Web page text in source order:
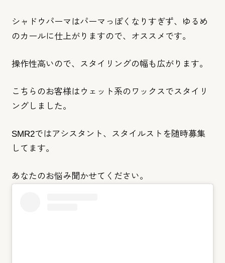
シャドウパーマはパーマっぽくなりすぎず、ゆるめ
のカールに仕上がりますので、オススメです。
操作性高いので、スタイリングの幅も広がります。
こちらのお客様はウェット系のワックスでスタイリ
ングしました。
SMR2ではアシスタント、スタイルストを随時募集
してます。
あなたのお悩み聞かせてください。